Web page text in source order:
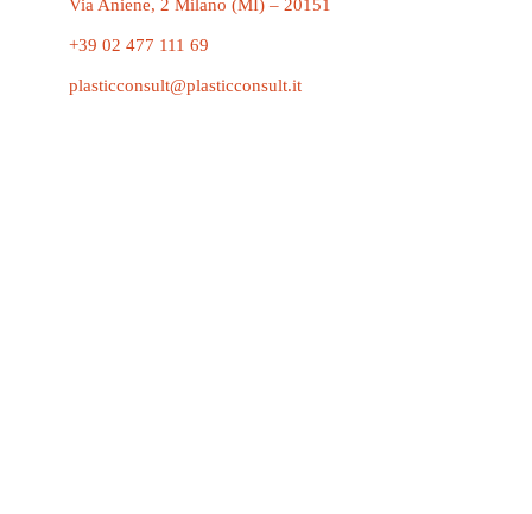
Via Aniene, 2 Milano (MI) – 20151
+39 02 477 111 69
plasticconsult@plasticconsult.it